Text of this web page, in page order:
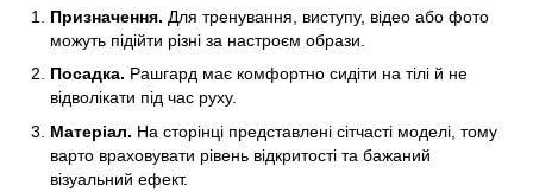
Призначення. Для тренування, виступу, відео або фото
можуть підійти різні за настроєм образи.
Посадка. Рашгард має комфортно сидіти на тілі й не
відволікати під час руху.
Матеріал. На сторінці представлені сітчасті моделі, тому
варто враховувати рівень відкритості та бажаний
візуальний ефект.